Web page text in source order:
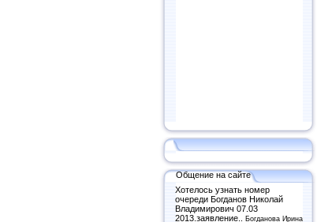
Общение на сайте
Хотелось узнать номер
очереди Богданов Николай
Владимирович 07.03
2013.заявление.. Богданова Ирина